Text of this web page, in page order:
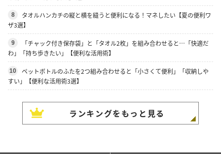
8
タオルハンカチの縦と横を縫うと便利になる！マネしたい【夏の便利ワ
ザ3選】
9
「チャック付き保存袋」と「タオル2枚」を組み合わせると…「快適だ
わ」「持ち歩きたい」【便利な活用術】
10
ペットボトルのふたを2つ組み合わせると「小さくて便利」「収納しや
すい」【便利な活用術3選】
ランキングをもっと見る